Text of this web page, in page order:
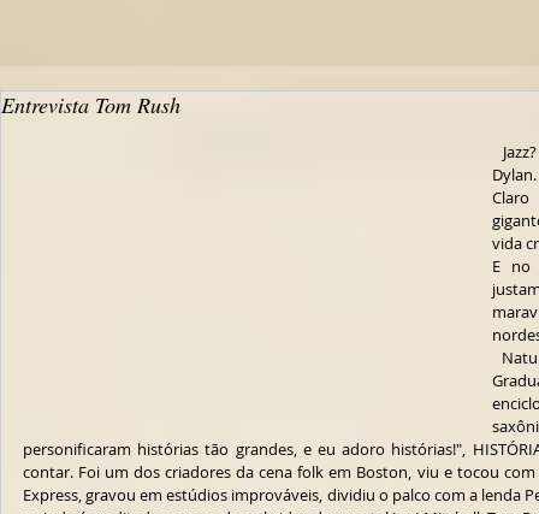
Entrevista Tom Rush
vida
E no
personificaram histórias tão grandes, e eu adoro histórias!",
contar. Foi um dos criadores da cena folk em Boston, viu e tocou
Express, gravou em estúdios improváveis, dividiu o palco com a lenda